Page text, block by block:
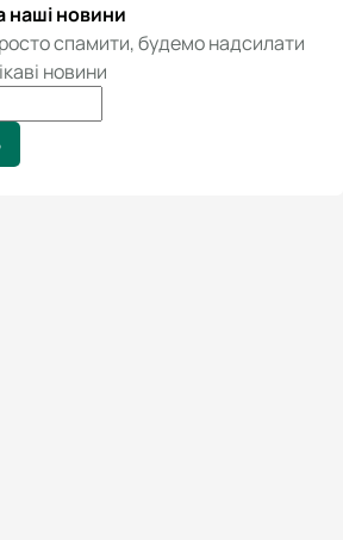
наші новини
спамити, будемо надсилати
новини